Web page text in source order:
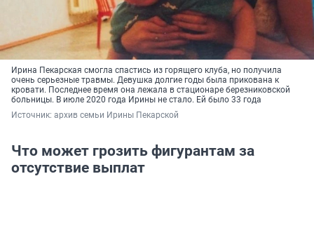
Ирина Пекарская смогла спастись из горящего клуба, но получила
очень серьезные травмы. Девушка долгие годы была прикована к
кровати. Последнее время она лежала в стационаре березниковской
больницы. В июле 2020 года Ирины не стало. Ей было 33 года
Источник: архив семьи Ирины Пекарской
Что может грозить фигурантам за
отсутствие выплат